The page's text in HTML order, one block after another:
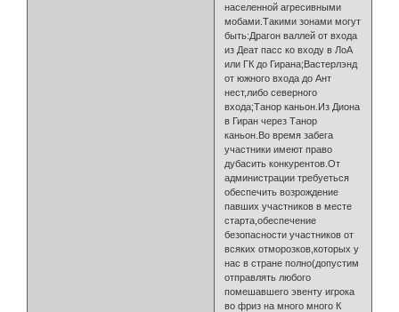
населенной агресивными
мобами.Такими зонами могут
быть:Драгон валлей от входа
из Деат пасс ко входу в ЛоА
или ГК до Гирана;Вастерлэнд
от южного входа до Ант
нест,либо северного
входа;Танор каньон.Из Диона
в Гиран через Танор
каньон.Во время забега
участники имеют право
дубасить конкурентов.От
администрации требуеться
обеспечить возрождение
павших участников в месте
старта,обеспечение
безопасности участников от
всяких отморозков,которых у
нас в стране полно(допустим
отправлять любого
помешавшего эвенту игрока
во фриз на много много К